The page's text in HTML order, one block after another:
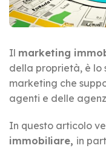
Il marketing
della proprietà, è lo
marketing che
agenti e delle
In questo articolo
immobiliare, in